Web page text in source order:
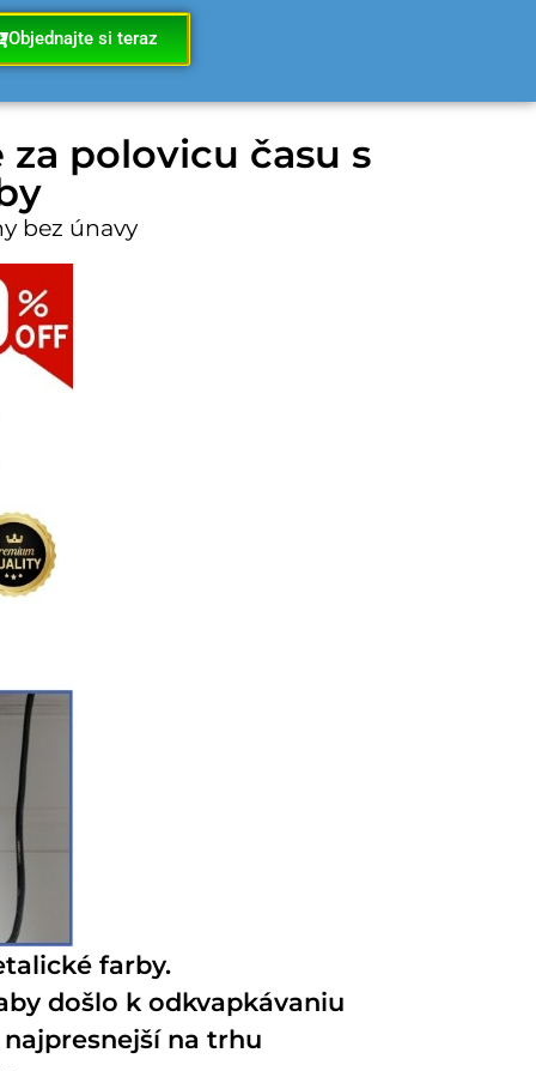
Objednajte si teraz
polovicu času s
bez únavy
farby.
došlo k odkvapkávaniu
na trhu